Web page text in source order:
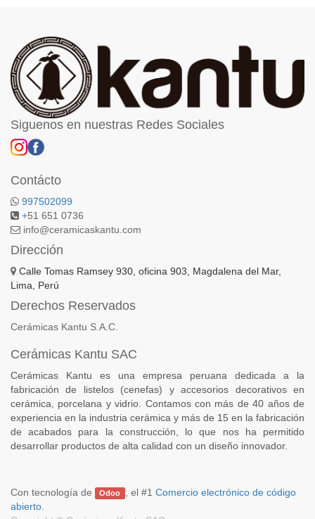
Siguenos en nuestras Redes Sociales
Contácto
997502099
+51 651 0736
info@ceramicaskantu.com
Dirección
Calle Tomas Ramsey 930, oficina 903, Magdalena del Mar,
Lima, Perú
Derechos Reservados
Cerámicas Kantu S.A.C.
Cerámicas Kantu SAC
Cerámicas Kantu es una empresa peruana dedicada a la
fabricación de listelos (cenefas) y accesorios decorativos en
cerámica, porcelana y vidrio. Contamos con más de 40 años de
experiencia en la industria cerámica y más de 15 en la fabricación
de acabados para la construcción, lo que nos ha permitido
desarrollar productos de alta calidad con un diseño innovador.
Con tecnología de Odoo , el #1 Comercio electrónico de código
abierto